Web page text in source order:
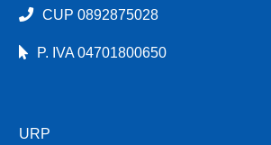
CUP 0892875028
P. IVA 04701800650
URP